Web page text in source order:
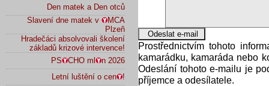
Den matek a Den otců
Slavení dne matek v
MCA
Plzeň
Hradečáci absolvovali školení
základů krizové intervence!
PS
CHO ml
n 2026
Letní luštění o cen
!
Prostřednictvím tohoto
kamarádku, kamaráda nebo
Odeslání tohoto e-mailu je
příjemce a odesílatele.